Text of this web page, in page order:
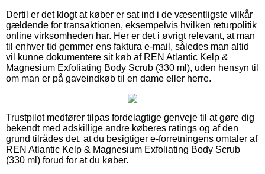
Dertil er det klogt at køber er sat ind i de væsentligste vilkår
gældende for transaktionen, eksempelvis hvilken returpolitik
online virksomheden har. Her er det i øvrigt relevant, at man
til enhver tid gemmer ens faktura e-mail, således man altid
vil kunne dokumentere sit køb af REN Atlantic Kelp &
Magnesium Exfoliating Body Scrub (330 ml), uden hensyn til
om man er på gaveindkøb til en dame eller herre.
Trustpilot medfører tilpas fordelagtige genveje til at gøre dig
bekendt med adskillige andre køberes ratings og af den
grund tilrådes det, at du besigtiger e-forretningens omtaler af
REN Atlantic Kelp & Magnesium Exfoliating Body Scrub
(330 ml) forud for at du køber.